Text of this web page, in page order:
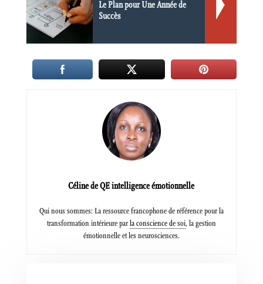
Le Plan pour Une Année de
Succès
Céline de QE intelligence émotionnelle
Qui nous sommes: La ressource francophone de référence pour la
transformation intérieure parla conscience de soi, la gestion
émotionnelle et les neurosciences.